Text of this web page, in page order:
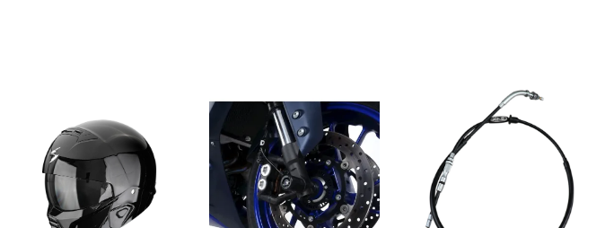
Сравни продукт
Quick View
Сравни продукт
Quick View
Сравни продукт
Quick View